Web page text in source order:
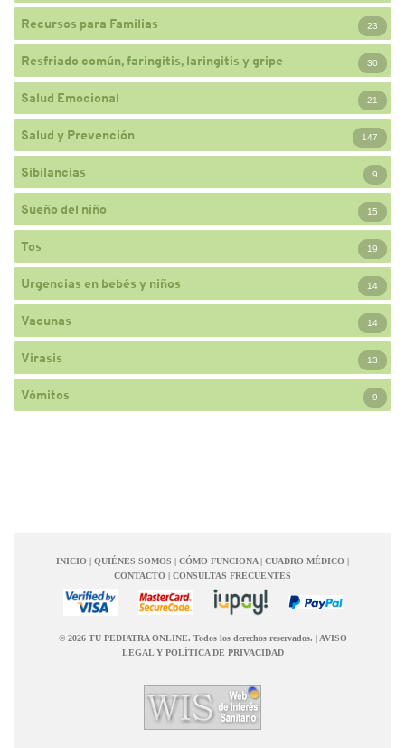
Recursos para Familias 23
Resfriado común, faringitis, laringitis y gripe 30
Salud Emocional 21
Salud y Prevención 147
Sibilancias 9
Sueño del niño 15
Tos 19
Urgencias en bebés y niños 14
Vacunas 14
Virasis 13
Vómitos 9
INICIO | QUIÉNES SOMOS | CÓMO FUNCIONA | CUADRO MÉDICO |
CONTACTO | CONSULTAS FRECUENTES
© 2026 TU PEDIATRA ONLINE. Todos los derechos reservados. | AVISO
LEGAL Y POLÍTICA DE PRIVACIDAD